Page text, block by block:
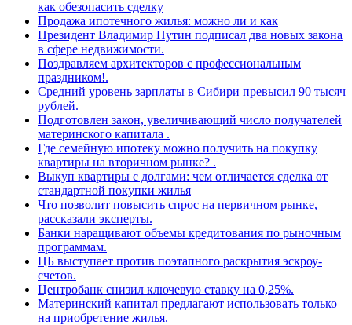
как обезопасить сделку
Продажа ипотечного жилья: можно ли и как
Президент Владимир Путин подписал два новых закона
в сфере недвижимости.
Поздравляем архитекторов с профессиональным
праздником!.
Средний уровень зарплаты в Сибири превысил 90 тысяч
рублей.
Подготовлен закон, увеличивающий число получателей
материнского капитала .
Где семейную ипотеку можно получить на покупку
квартиры на вторичном рынке? .
Выкуп квартиры с долгами: чем отличается сделка от
стандартной покупки жилья
Что позволит повысить спрос на первичном рынке,
рассказали эксперты.
Банки наращивают объемы кредитования по рыночным
программам.
ЦБ выступает против поэтапного раскрытия эскроу-
счетов.
Центробанк снизил ключевую ставку на 0,25%.
Материнский капитал предлагают использовать только
на приобретение жилья.